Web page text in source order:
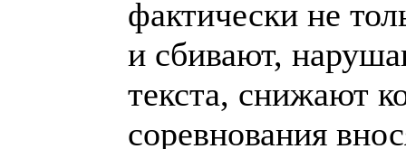
фактически не
и сбивают,
текста, снижают
соревнования